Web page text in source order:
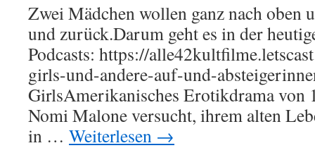
Zwei Mädchen wollen ganz nach oben
und zurück.Darum geht es in der
Podcasts: https://
girls-und-andere-auf-und-
GirlsAmerikanisches Erotikdrama von
Nomi Malone versucht, ihrem alten
in … Weiterlesen →